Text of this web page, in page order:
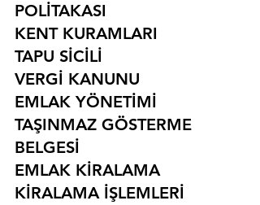
POLİTAKASI
KENT KURAMLARI
TAPU SİCİLİ
VERGİ KANUNU
EMLAK YÖNETİMİ
TAŞINMAZ GÖSTERME
BELGESİ
EMLAK KİRALAMA
KİRALAMA İŞLEMLERİ